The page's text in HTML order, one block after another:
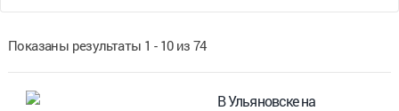
Показаны результаты 1 - 10 из 74
В Ульяновске на